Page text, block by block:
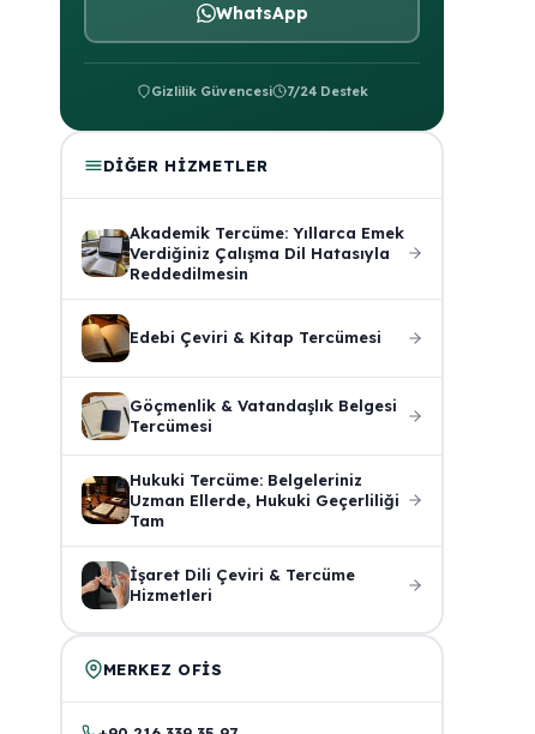
WhatsApp
Gizlilik Güvencesi 7/24 Destek
DIĞER HIZMETLER
Akademik Tercüme: Yıllarca Emek
Verdiğiniz Çalışma Dil Hatasıyla
Reddedilmesin
Edebi Çeviri & Kitap Tercümesi
Göçmenlik & Vatandaşlık Belgesi
Tercümesi
Hukuki Tercüme: Belgeleriniz
Uzman Ellerde, Hukuki Geçerliliği
Tam
İşaret Dili Çeviri & Tercüme
Hizmetleri
MERKEZ OFIS